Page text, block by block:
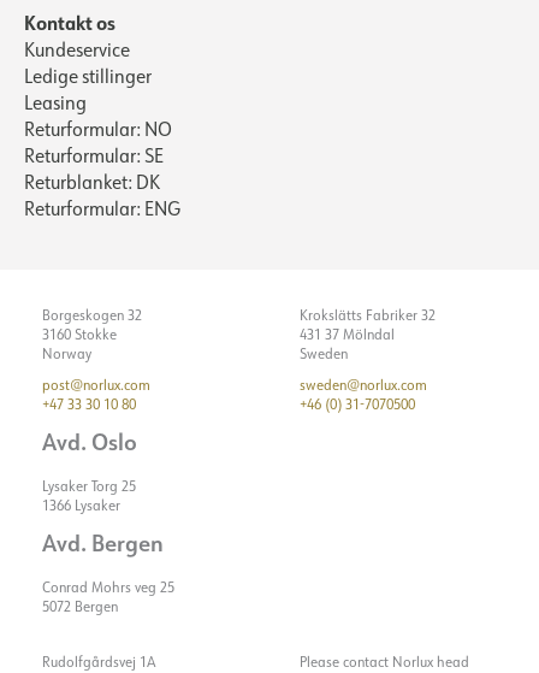
Kontakt os
Kundeservice
Ledige stillinger
Leasing
Returformular: NO
Returformular: SE
Returblanket: DK
Returformular: ENG
Borgeskogen 32
3160 Stokke
Norway
post@norlux.com
+47 33 30 10 80
Avd. Oslo
Lysaker Torg 25
1366 Lysaker
Avd. Bergen
Conrad Mohrs veg 25
5072 Bergen
Krokslätts Fabriker 32
431 37 Mölndal
Sweden
sweden@norlux.com
+46 (0) 31-7070500
Rudolfgårdsvej 1A
Please contact Norlux head